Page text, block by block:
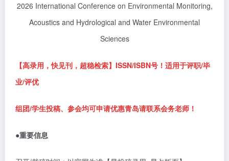
2026 International Conference on Environmental Monitoring,
Acoustics and Hydrological and Water Environmental
Sciences
【高录用，快见刊，超稳检索】 ISSN/ISBN号！适用于评职/毕
业/评优
组团/学生投稿、参会均可申请优惠青岛请联系会务老师！
●重要信息